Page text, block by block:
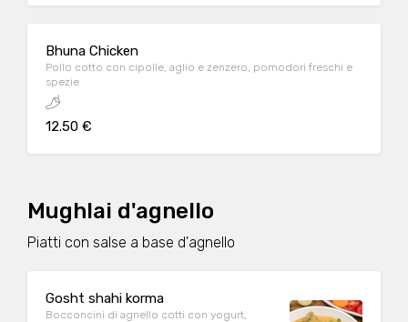
Bhuna Chicken
Pollo cotto con cipolle, aglio e zenzero, pomodori freschi e
spezie
12.50 €
Mughlai d'agnello
Piatti con salse a base d'agnello
Gosht shahi korma
Bocconcini di agnello cotti con yogurt,